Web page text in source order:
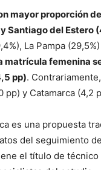
mayor proporción
Santiago del Estero
La Pampa
matrícula femenina
pp).
pp) y Catamarca (4,2
es una propuesta
del seguimiento
el título de técnico